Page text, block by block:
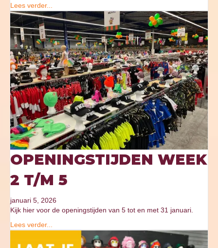
Lees verder...
OPENINGSTIJDEN WEEK
2 T/M 5
januari 5, 2026
Kijk hier voor de openingstijden van 5 tot en met 31 januari.
Lees verder...